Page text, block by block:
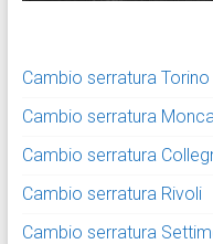
Cambio serratura Torino
Cambio serratura
Cambio serratura
Cambio serratura Rivoli
Cambio serratura